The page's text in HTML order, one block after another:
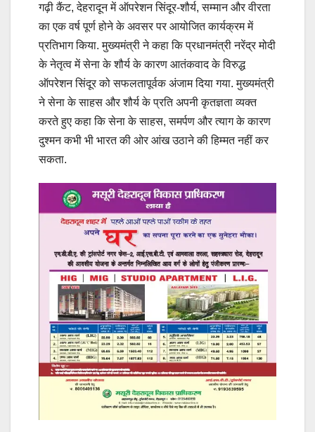
गढ़ी कैंट, देहरादून में ऑपरेशन सिंदूर-शौर्य, सम्मान और वीरता
का एक वर्ष पूर्ण होने के अवसर पर आयोजित कार्यक्रम में
प्रतिभाग किया. मुख्यमंत्री ने कहा कि प्रधानमंत्री नरेंद्र मोदी
के नेतृत्व में सेना के शौर्य के कारण आतंकवाद के विरुद्ध
ऑपरेशन सिंदूर को सफलतापूर्वक अंजाम दिया गया. मुख्यमंत्री
ने सेना के साहस और शौर्य के प्रति अपनी कृतज्ञता व्यक्त
करते हुए कहा कि सेना के साहस, समर्पण और त्याग के कारण
दुश्मन कभी भी भारत की ओर आंख उठाने की हिम्मत नहीं कर
सकता.